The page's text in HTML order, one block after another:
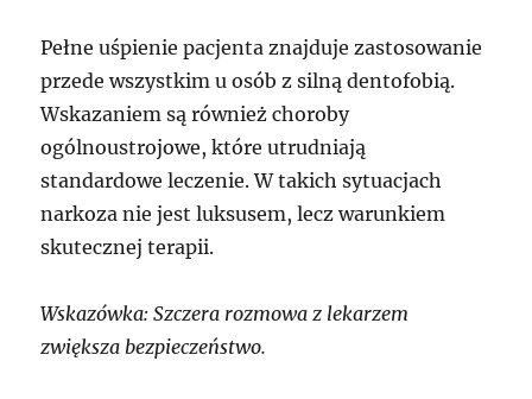
Pełne uśpienie pacjenta znajduje zastosowanie
przede wszystkim u osób z silną dentofobią.
Wskazaniem są również choroby
ogólnoustrojowe, które utrudniają
standardowe leczenie. W takich sytuacjach
narkoza nie jest luksusem, lecz warunkiem
skutecznej terapii.
Wskazówka: Szczera rozmowa z lekarzem
zwiększa bezpieczeństwo.